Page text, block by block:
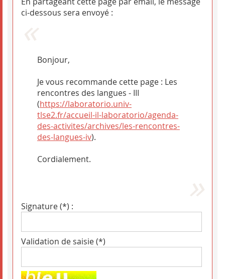
ci-dessous sera envoyé :
Bonjour,
Je vous recommande cette page : Les
rencontres des langues - III
(https://laboratorio.univ-
tlse2.fr/accueil-il-laboratorio/agenda-
des-activites/archives/les-rencontres-
des-langues-iv).
Cordialement.
Signature (*) :
Validation de saisie (*)